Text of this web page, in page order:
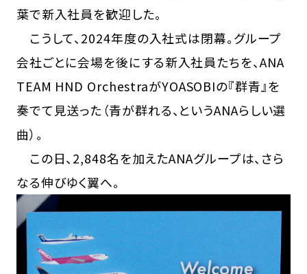
葉で新入社員を歓迎した。
こうして、2024年度の入社式は閉幕。グループ
会社ごとに会場を後にする新入社員たちを、ANA
TEAM HND OrchestraがYOASOBIの『群青』を
奏でて見送った（青が群れる、というANAらしい選
曲）。
この日、2,848名を加えたANAグループは、さら
なる伸びゆく翼へ。